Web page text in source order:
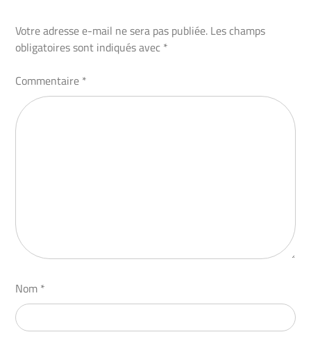
Votre adresse e-mail ne sera pas publiée. Les champs
obligatoires sont indiqués avec *
Commentaire *
Nom *